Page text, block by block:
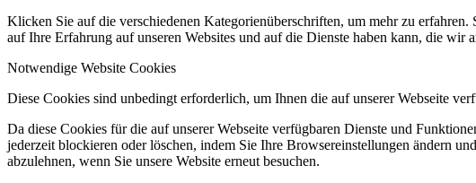
Klicken Sie auf die verschiedenen Kategorienüberschriften, um mehr zu
auf Ihre Erfahrung auf unseren Websites und auf die Dienste haben kann, die wir
Notwendige Website Cookies
Diese Cookies sind unbedingt erforderlich, um Ihnen die auf unserer Webseite
Da diese Cookies für die auf unserer Webseite verfügbaren Dienste und
jederzeit blockieren oder löschen, indem Sie Ihre Browsereinstellungen ändern
abzulehnen, wenn Sie unsere Website erneut besuchen.